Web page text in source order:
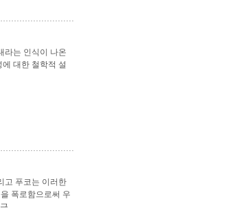
라는 인식이 나온
대한 철학적 설
고 푸코는 이러한
폭로함으로써 우